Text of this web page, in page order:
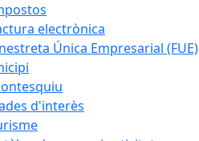
electrònica
Única Empresarial (FUE)
d'interès